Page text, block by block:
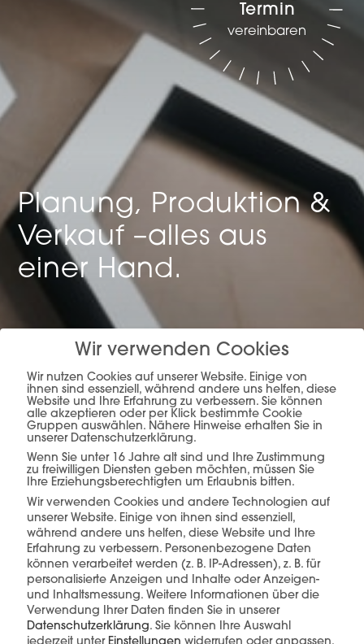
Planung, Produktion &
Verkauf –alles aus
einer Hand.
mehr erfahren
Termin
vereinbaren
Diese Produkte könnten Sie auch
interessieren
Wir verwenden Cookies
Wir nutzen Cookies auf unserer Website. Einige von
ihnen sind essenziell, während andere uns helfen, diese
Website und Ihre Erfahrung zu verbessern. Sie können
alle akzeptieren oder per Klick bestimmte Cookie
Gruppen auswählen. Nähere Hinweise erhalten Sie in
unserer Datenschutzerklärung.
Wenn Sie unter 16 Jahre alt sind und Ihre Zustimmung
zu freiwilligen Diensten geben möchten, müssen Sie
Ihre Erziehungsberechtigten um Erlaubnis bitten.
Wir verwenden Cookies und andere Technologien auf
unserer Website. Einige von ihnen sind essenziell,
während andere uns helfen, diese Website und Ihre
Erfahrung zu verbessern. Personenbezogene Daten
können verarbeitet werden (z. B. IP-Adressen), z. B. für
personalisierte Anzeigen und Inhalte oder Anzeigen-
und Inhaltsmessung. Weitere Informationen über die
Verwendung Ihrer Daten finden Sie in unserer
Datenschutzerklärung. Sie können Ihre Auswahl